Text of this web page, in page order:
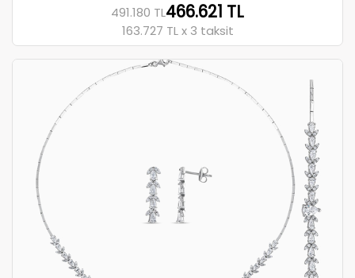
491.180 TL466.621 TL
163.727 TL x 3 taksit